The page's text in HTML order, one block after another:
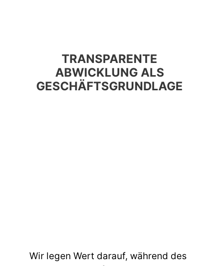
TRANSPARENTE
ABWICKLUNG ALS
GESCHÄFTSGRUNDLAGE
Wir legen Wert darauf, während des